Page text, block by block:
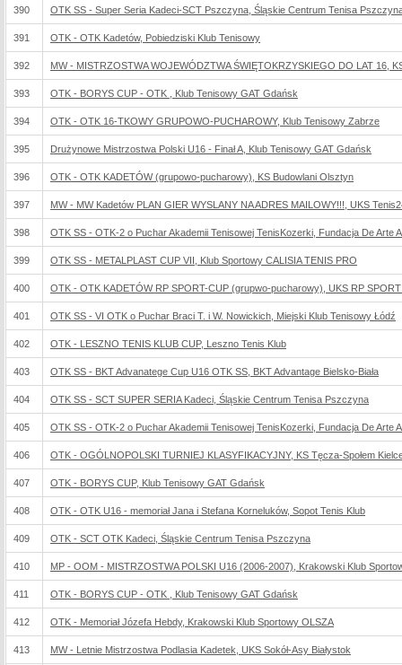
390 OTK SS - Super Seria Kadeci-SCT Pszczyna, Śląskie Centrum Tenisa
391 OTK - OTK Kadetów, Pobiedziski Klub Tenisowy
392 MW - MISTRZOSTWA WOJEWÓDZTWA ŚWIĘTOKRZYSKIEGO DO LAT 16,
393 OTK - BORYS CUP - OTK , Klub Tenisowy GAT Gdańsk
394 OTK - OTK 16-TKOWY GRUPOWO-PUCHAROWY, Klub Tenisowy Zabrze
395 Drużynowe Mistrzostwa Polski U16 - Finał A, Klub Tenisowy GAT Gdańsk
396 OTK - OTK KADETÓW (grupowo-pucharowy), KS Budowlani Olsztyn
397 MW - MW Kadetów PLAN GIER WYSLANY NA ADRES MAILOWY!!!, UKS
398 OTK SS - OTK-2 o Puchar Akademii Tenisowej TenisKozerki, Fundacja De Arte
399 OTK SS - METALPLAST CUP VII, Klub Sportowy CALISIA TENIS PRO
400 OTK - OTK KADETÓW RP SPORT-CUP (grupwo-pucharowy), UKS RP
401 OTK SS - VI OTK o Puchar Braci T. i W. Nowickich, Miejski Klub Tenisowy Łódź
402 OTK - LESZNO TENIS KLUB CUP, Leszno Tenis Klub
403 OTK SS - BKT Advanatege Cup U16 OTK SS, BKT Advantage Bielsko-Biała
404 OTK SS - SCT SUPER SERIA Kadeci, Śląskie Centrum Tenisa Pszczyna
405 OTK SS - OTK-2 o Puchar Akademii Tenisowej TenisKozerki, Fundacja De Arte
406 OTK - OGÓLNOPOLSKI TURNIEJ KLASYFIKACYJNY, KS Tęcza-Społem
407 OTK - BORYS CUP, Klub Tenisowy GAT Gdańsk
408 OTK - OTK U16 - memoriał Jana i Stefana Korneluków, Sopot Tenis Klub
409 OTK - SCT OTK Kadeci, Śląskie Centrum Tenisa Pszczyna
410 MP - OOM - MISTRZOSTWA POLSKI U16 (2006-2007), Krakowski Klub
411 OTK - BORYS CUP - OTK , Klub Tenisowy GAT Gdańsk
412 OTK - Memoriał Józefa Hebdy, Krakowski Klub Sportowy OLSZA
413 MW - Letnie Mistrzostwa Podlasia Kadetek, UKS Sokół-Asy Białystok